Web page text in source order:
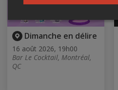
Dimanche en délire
16 août 2026, 19h00
Bar Le Cocktail, Montréal,
QC